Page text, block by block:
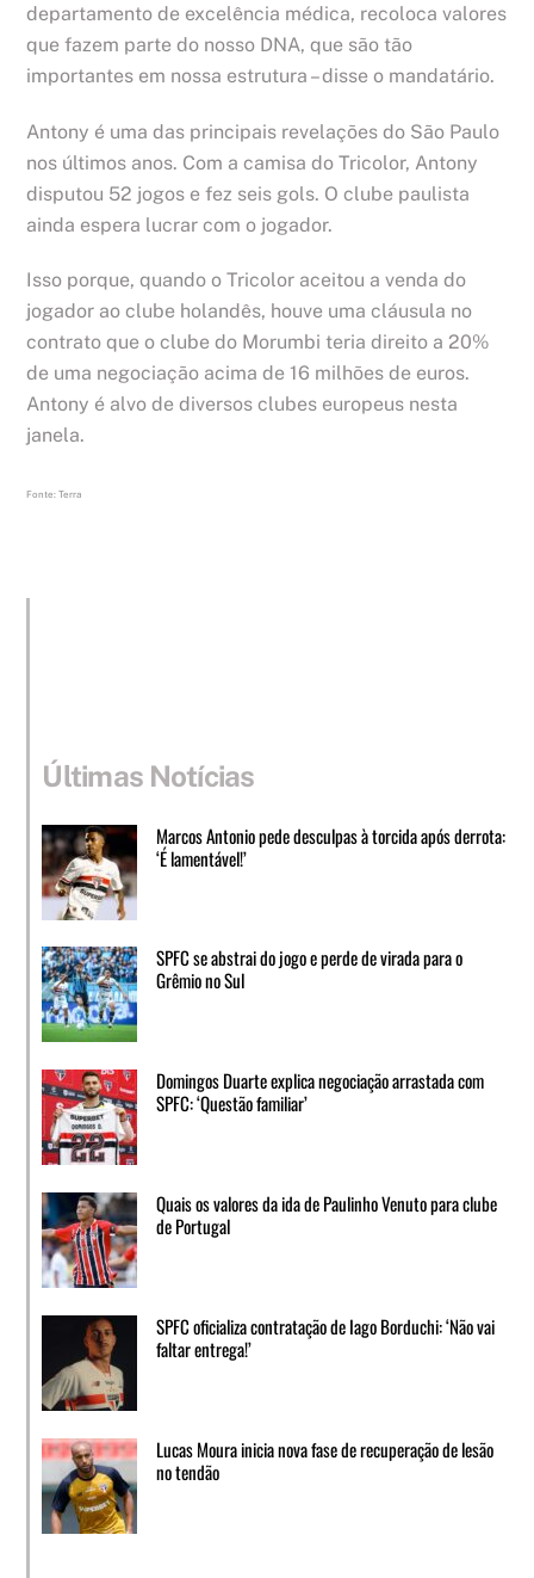
departamento de excelência médica, recoloca valores
que fazem parte do nosso DNA, que são tão
importantes em nossa estrutura – disse o mandatário.
Antony é uma das principais revelações do São Paulo
nos últimos anos. Com a camisa do Tricolor, Antony
disputou 52 jogos e fez seis gols. O clube paulista
ainda espera lucrar com o jogador.
Isso porque, quando o Tricolor aceitou a venda do
jogador ao clube holandês, houve uma cláusula no
contrato que o clube do Morumbi teria direito a 20%
de uma negociação acima de 16 milhões de euros.
Antony é alvo de diversos clubes europeus nesta
janela.
Fonte: Terra
Últimas Notícias
Marcos Antonio pede desculpas à torcida após derrota:
‘É lamentável!’
SPFC se abstrai do jogo e perde de virada para o
Grêmio no Sul
Domingos Duarte explica negociação arrastada com
SPFC: ‘Questão familiar’
Quais os valores da ida de Paulinho Venuto para clube
de Portugal
SPFC oficializa contratação de Iago Borduchi: ‘Não vai
faltar entrega!’
Lucas Moura inicia nova fase de recuperação de lesão
no tendão